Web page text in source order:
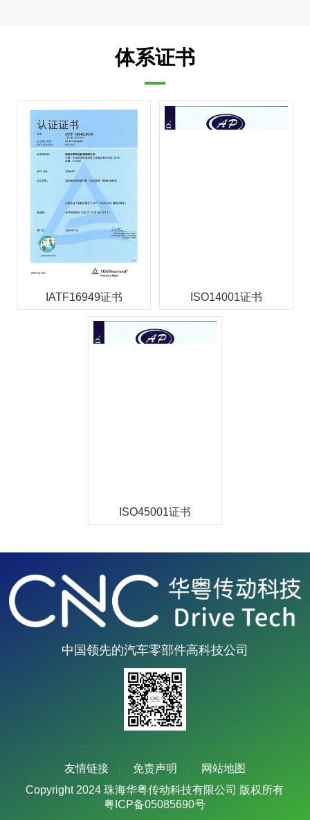
体系证书
IATF16949证书 ISO14001证书
ISO45001证书
中国领先的汽车零部件高科技公司
友情链接 免责声明
网站地图
Copyright 2024 珠海华粤传动科技有限公司 版权所有
粤ICP备05085690号